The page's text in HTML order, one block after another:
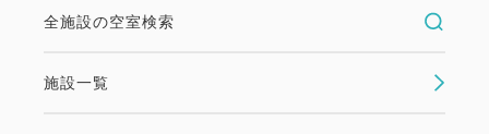
☆お子様マリングッズは数に限りがあり、当日先着順
☆すべてのプラン内容はご利用になれない場合でも、
全施設の空室検索
施設一覧